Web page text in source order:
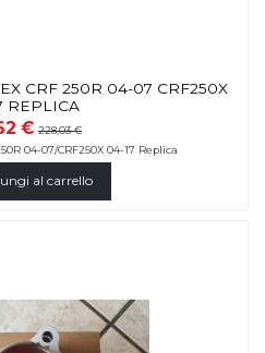
CRF 250R 04-07 CRF250X
REPLICA
€ 228,03 €
04-07/CRF250X 04-17 Replica
al carrello